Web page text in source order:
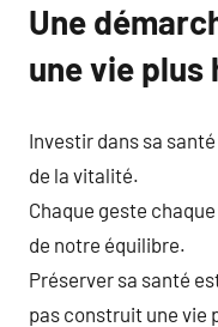
Une
une vie plus
Investir dans sa
de la vitalité.
Chaque geste
de notre équilibre.
Préserver sa santé
pas construit une vie